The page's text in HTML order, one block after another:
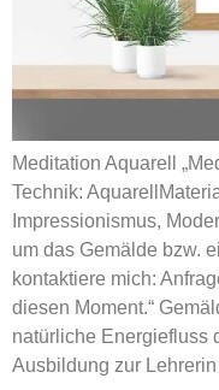
Meditation Aquarell
Technik:
Impressionismus,
um das Gemälde bzw.
kontaktiere mich:
diesen Moment.“
natürliche Energiefluss
Ausbildung zur